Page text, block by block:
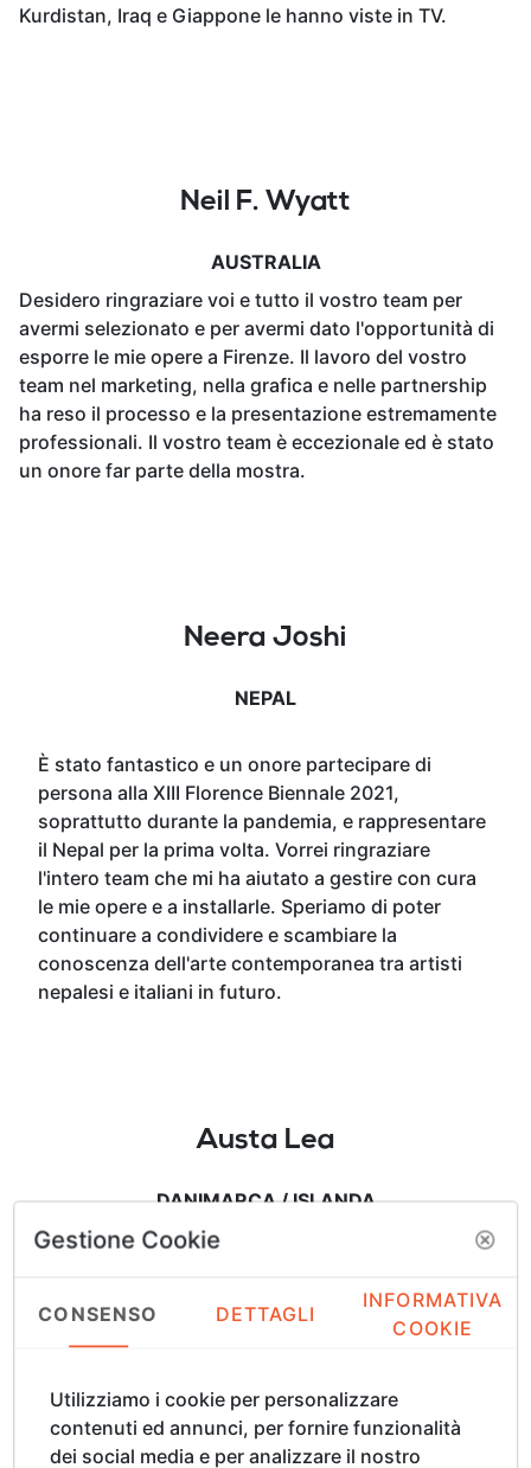
Kurdistan, Iraq e Giappone le hanno viste in TV.
Neil F. Wyatt
AUSTRALIA
Desidero ringraziare voi e tutto il vostro team per
avermi selezionato e per avermi dato l'opportunità di
esporre le mie opere a Firenze. Il lavoro del vostro
team nel marketing, nella grafica e nelle partnership
ha reso il processo e la presentazione estremamente
professionali. Il vostro team è eccezionale ed è stato
un onore far parte della mostra.
Neera Joshi
NEPAL
È stato fantastico e un onore partecipare di
persona alla XIII Florence Biennale 2021,
soprattutto durante la pandemia, e rappresentare
il Nepal per la prima volta. Vorrei ringraziare
l'intero team che mi ha aiutato a gestire con cura
le mie opere e a installarle. Speriamo di poter
continuare a condividere e scambiare la
conoscenza dell'arte contemporanea tra artisti
nepalesi e italiani in futuro.
Austa Lea
DANIMARCA / ISLANDA
lasciando un'esperienza straordinaria e indelebile.
Questa avventura mi ha arricchito con nuove
conoscenze, incontri stimolanti e connessioni
di condividere il mio lavoro con migliaia di
visitatori, avviando dialoghi significativi e aprendo
Gestione Cookie
CONSENSO DETTAGLI
INFORMATIVA
COOKIE
Utilizziamo i cookie per personalizzare
contenuti ed annunci, per fornire funzionalità
dei social media e per analizzare il nostro